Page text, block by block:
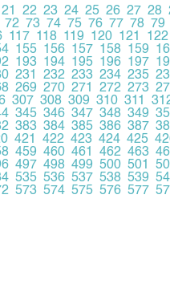
21 22 23 24 25 26 27 28
72 73 74 75 76 77 78 79
117 118 119 120 121 122
155 156 157 158 159
193 194 195 196 197
231 232 233 234 235
269 270 271 272 273
307 308 309 310 311
345 346 347 348 349
383 384 385 386 387
421 422 423 424 425
459 460 461 462 463
497 498 499 500 501
535 536 537 538 539
573 574 575 576 577